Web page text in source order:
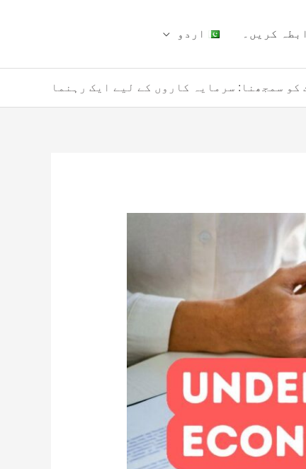
کریں۔ اردو
کو سمجھنا: سرمایہ کاروں کے لیے ایک رہنما